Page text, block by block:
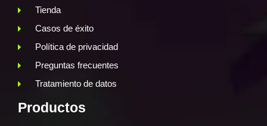
Tienda
Casos de éxito
Política de privacidad
Preguntas frecuentes
Tratamiento de datos
Productos